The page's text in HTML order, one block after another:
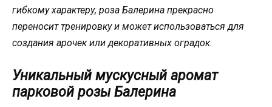
гибкому характеру, роза Балерина прекрасно
переносит тренировку и может использоваться для
создания арочек или декоративных оградок.
Уникальный мускусный аромат
парковой розы Балерина